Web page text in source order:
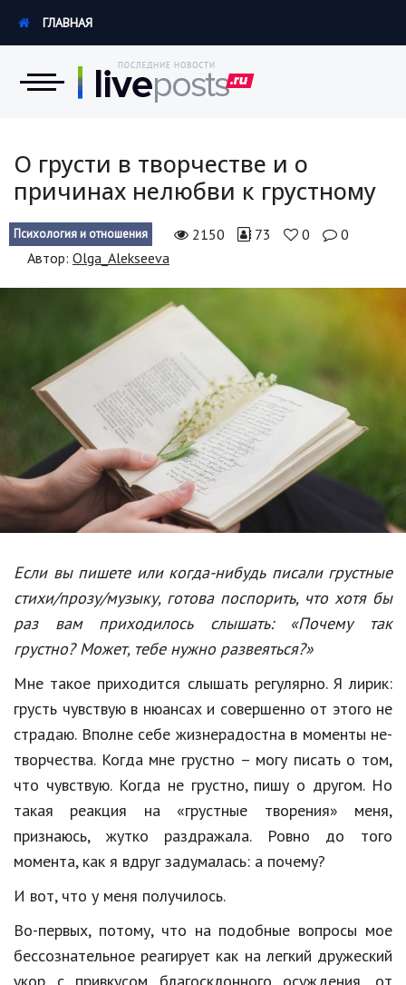
Экономика
Происшествия
Наука и техника
Политика
Образование
В мире
Культура
Авто, мото
Спорт
Знаменитости
Статьи
Обзоры
Рецепты
Красота и здоровье
Hi-Tech. Интернет
Авто, мото
Дом и сад
Недвижимость
Спорт и фитнес
ГЛАВНАЯ
О грусти в творчестве и о
причинах нелюбви к грустному
Психология и отношения 2150 73 0
0
Автор: Olga_Alekseeva
Если вы пишете или когда-нибудь писали грустные
стихи/прозу/музыку, готова поспорить, что хотя бы
раз вам приходилось слышать: «Почему так
грустно? Может, тебе нужно развеяться?»
Мне такое приходится слышать регулярно. Я лирик:
грусть чувствую в нюансах и совершенно от этого не
страдаю. Вполне себе жизнерадостна в моменты не-
творчества. Когда мне грустно – могу писать о том,
что чувствую. Когда не грустно, пишу о другом. Но
такая реакция на «грустные творения» меня,
признаюсь, жутко раздражала. Ровно до того
момента, как я вдруг задумалась: а почему?
И вот, что у меня получилось.
Во-первых, потому, что на подобные вопросы мое
бессознательное реагирует как на легкий дружеский